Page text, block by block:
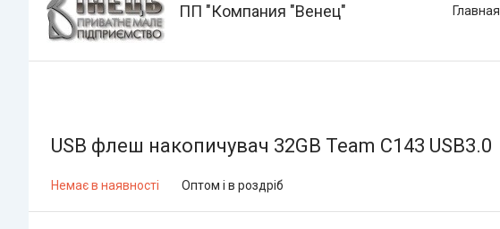
ПП "Компания "Венец" Главная
USB флеш накопичувач 32GB Team С143 USB3.0
Немає в наявності Оптом і в роздріб